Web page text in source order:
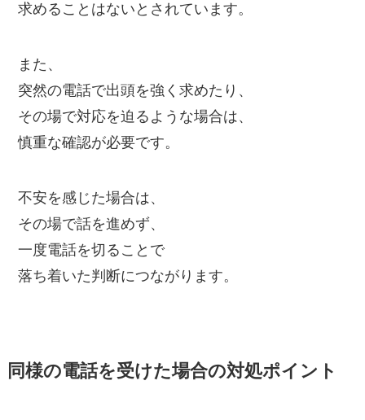
求めることはないとされています。
また、
突然の電話で出頭を強く求めたり、
その場で対応を迫るような場合は、
慎重な確認が必要です。
不安を感じた場合は、
その場で話を進めず、
一度電話を切ることで
落ち着いた判断につながります。
同様の電話を受けた場合の対処ポイント